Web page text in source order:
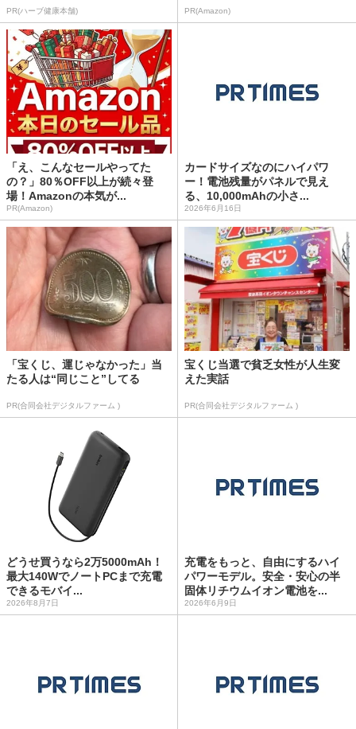
PR(ハーブ健康本舗) PR(Amazon)
「え、こんなセールやってた
の？」80％OFF以上が続々登
場！Amazonの本気が...
PR(Amazon)
カードサイズなのにハイパワ
ー！電池残量がパネルで見え
る、10,000mAhの小さ...
2026年6月16日
「宝くじ、運じゃなかった」当
たる人は“同じこと”してる
PR(合同会社デジタルファーム )
宝くじ当選で貧乏女性が人生変
えた実話
PR(合同会社デジタルファーム )
どうせ買うなら2万5000mAh！
最大140WでノートPCまで充電
できるモバイ...
2026年8月7日
充電をもっと、自由にするハイ
パワーモデル。安全・安心の半
固体リチウムイオン電池を...
2026年6月9日